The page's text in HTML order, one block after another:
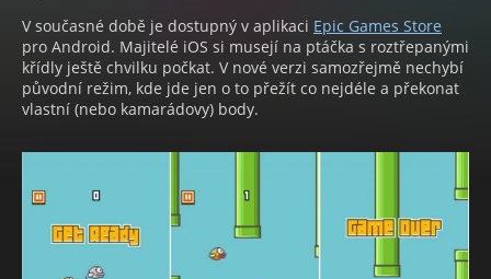
V současné době je dostupný v aplikaci Epic Games Store
pro Android. Majitelé iOS si musejí na ptáčka s roztřepanými
křídly ještě chvilku počkat. V nové verzi samozřejmě nechybí
původní režim, kde jde jen o to přežít co nejdéle a překonat
vlastní (nebo kamarádovy) body.